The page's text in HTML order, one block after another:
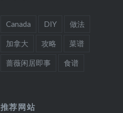
Canada DIY 做法
加拿大 攻略 菜谱
蔷薇闲居即事 食谱
推荐网站